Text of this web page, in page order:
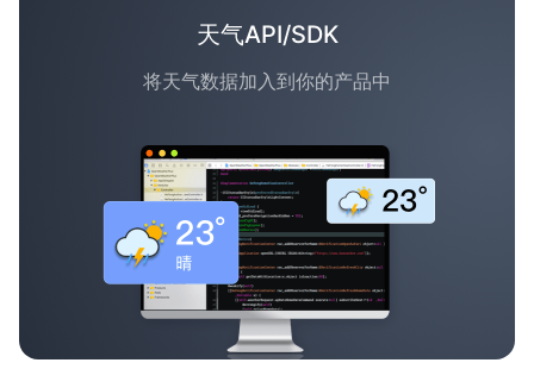
天气API/SDK
将天气数据加入到你的产品中